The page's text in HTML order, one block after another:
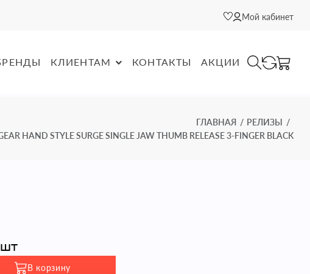
Мой кабинет
КЛИЕНТАМ КОНТАКТЫ АКЦИИ
ГЛАВНАЯ
РЕЛИЗЫ
HAND STYLE SURGE SINGLE JAW THUMB RELEASE 3-FINGER BLACK
шт
В корзину